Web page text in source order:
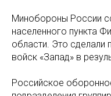
Минобороны России
населенного пункта
области. Это сделали
войск «Запад» в
Российское